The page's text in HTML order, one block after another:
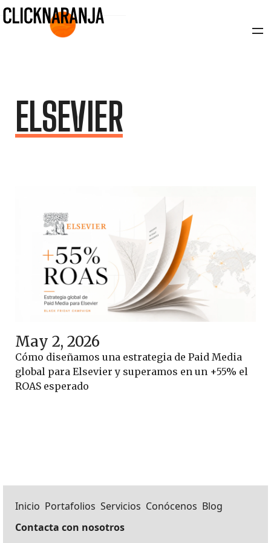
ELSEVIER
May 2, 2026
Cómo diseñamos una estrategia de Paid Media
global para Elsevier y superamos en un +55% el
ROAS esperado
Inicio Portafolios Servicios Conócenos Blog
Contacta con nosotros